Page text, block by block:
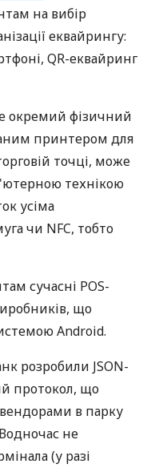
на вибір
еквайрингу:
QR-еквайринг
окремий фізичний
принтером для
точці, може
технікою
усіма
чи NFC, тобто
сучасні POS-
що
Android.
розробили JSON-
протокол, що
в парку
не
(у разі